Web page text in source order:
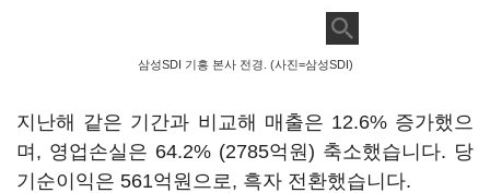
삼성SDI 기흥 본사 전경. (사진=삼성SDI)
지난해 같은 기간과 비교해 매출은 12.6% 증가했으
며, 영업손실은 64.2% (2785억원) 축소했습니다. 당
기순이익은 561억원으로, 흑자 전환했습니다.